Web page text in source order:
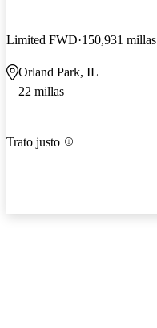
Limited FWD 150,931 millas
Orland Park, IL
22 millas
Trato justo